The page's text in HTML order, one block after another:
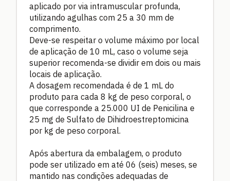
aplicado por via intramuscular profunda,
utilizando agulhas com 25 a 30 mm de
comprimento.
Deve-se respeitar o volume máximo por local
de aplicação de 10 mL, caso o volume seja
superior recomenda-se dividir em dois ou mais
locais de aplicação.
A dosagem recomendada é de 1 mL do
produto para cada 8 kg de peso corporal, o
que corresponde a 25.000 UI de Penicilina e
25 mg de Sulfato de Dihidroestreptomicina
por kg de peso corporal.
Após abertura da embalagem, o produto
pode ser utilizado em até 06 (seis) meses, se
mantido nas condições adequadas de